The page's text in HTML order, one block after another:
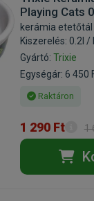
Playing Cats
kerámia
Kiszerelés: 0.2l /
Gyártó: Trixie
Egységár: 6 450
Raktáron
1 290 Ft 1